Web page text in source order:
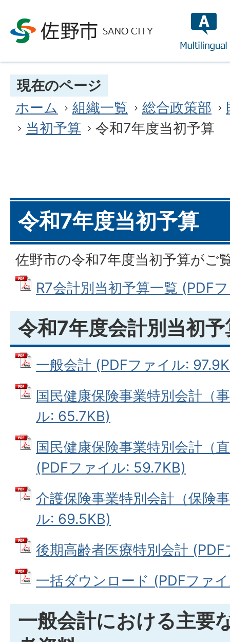
現在のページ
ホーム
組織一覧 総合政策部
当初予算
令和7年度当初予算
令和7年度当初予算
佐野市の令和7年度当初予算がご
R7会計別当初予算一覧 (PDF
令和7年度会計別当初
一般会計 (PDFファイル:
国民健康保険事業特別会計（
ル: 65.7KB)
国民健康保険事業特別会計（
(PDFファイル: 59.7KB)
介護保険事業特別会計（保険
ル: 69.5KB)
後期高齢者医療特別会計
一括ダウンロード (PDFファ
一般会計における主要